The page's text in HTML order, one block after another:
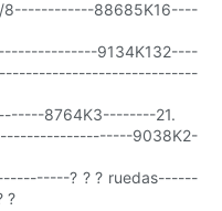
8------------88685K16----
9134K132----
8764K3--------21.
9038K2-
? ? ? ruedas------
?